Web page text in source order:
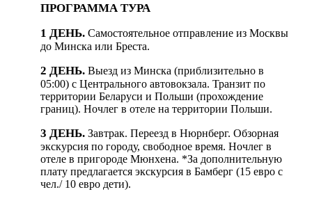
ПРОГРАММА ТУРА
1 ДЕНЬ. Самостоятельное отправление из Москвы
до Минска или Бреста.
2 ДЕНЬ. Выезд из Минска (приблизительно в
05:00) с Центрального автовокзала. Транзит по
территории Беларуси и Польши (прохождение
границ). Ночлег в отеле на территории Польши.
3 ДЕНЬ. Завтрак. Переезд в Нюрнберг. Обзорная
экскурсия по городу, свободное время. Ночлег в
отеле в пригороде Мюнхена. *За дополнительную
плату предлагается экскурсия в Бамберг (15 евро с
чел./ 10 евро дети).